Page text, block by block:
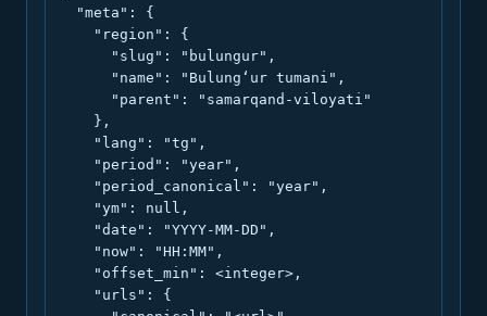
  "meta": {
    "region": {
      "slug": "bulungur",
      "name": "Bulung‘ur tumani",
      "parent": "samarqand-viloyati"
    },
    "lang": "tg",
    "period": "year",
    "period_canonical": "year",
    "ym": null,
    "date": "YYYY-MM-DD",
    "now": "HH:MM",
    "offset_min": <integer>,
    "urls": {